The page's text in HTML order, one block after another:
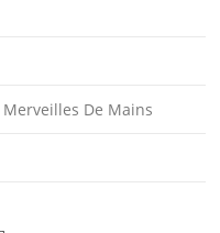
De Mains